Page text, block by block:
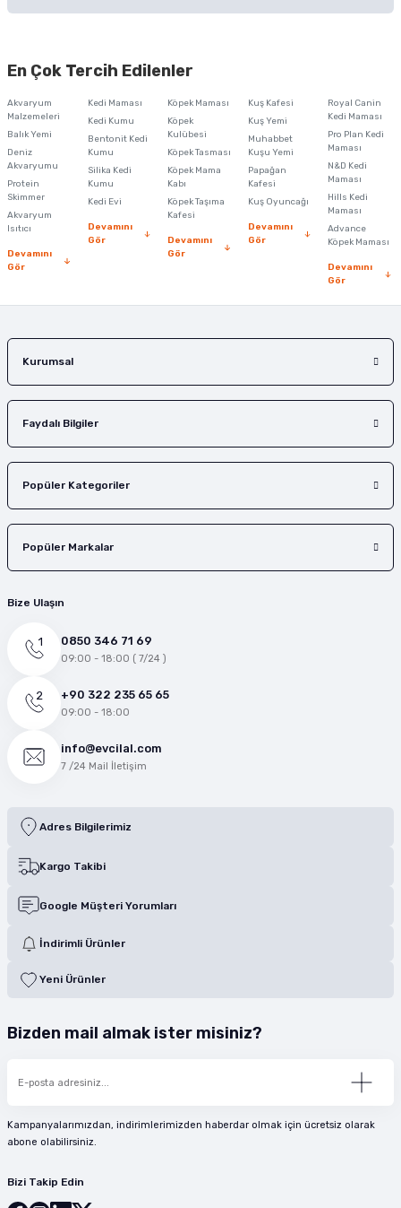
iletebilirsiniz.
Ürün resmi kalitesiz, bozuk veya görüntülenemiyor.
Ürün açıklamasında eksik bilgiler bulunuyor.
Ürün bilgilerinde hatalar bulunuyor.
Ürün fiyatı diğer sitelerden daha pahalı.
Bu ürüne benzer farklı alternatifler olmalı.
En Çok Tercih Edilenler
Akvaryum
Malzemeleri
Balık Yemi
Deniz
Akvaryumu
Protein
Skimmer
Akvaryum
Isıtıcı
Devamını
Gör
Kedi Maması
Kedi Kumu
Bentonit Kedi
Kumu
Silika Kedi
Kumu
Kedi Evi
Devamını
Gör
Köpek Maması
Köpek
Kulübesi
Köpek Tasması
Köpek Mama
Kabı
Köpek Taşıma
Kafesi
Devamını
Gör
Kuş Kafesi
Kuş Yemi
Muhabbet
Kuşu Yemi
Papağan
Kafesi
Kuş Oyuncağı
Devamını
Gör
Royal Canin
Kedi Maması
Pro Plan Kedi
Maması
N&D Kedi
Maması
Hills Kedi
Maması
Advance
Köpek Maması
Devamını
Gör
Kurumsal
Faydalı Bilgiler
Popüler Kategoriler
Popüler Markalar
Bize Ulaşın
0850 346 71 69
09:00 - 18:00 ( 7/24 )
+90 322 235 65 65
09:00 - 18:00
info@evcilal.com
7 /24 Mail İletişim
Adres Bilgilerimiz
Kargo Takibi
Google Müşteri Yorumları
İndirimli Ürünler
Yeni Ürünler
Bizden mail almak ister misiniz?
Kampanyalarımızdan, indirimlerimizden haberdar olmak için ücretsiz olarak
abone olabilirsiniz.
Bizi Takip Edin